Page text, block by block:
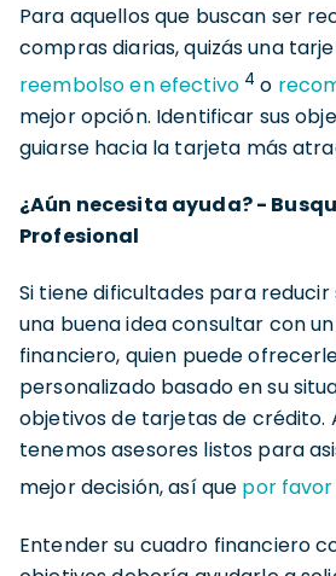
Para aquellos que buscan ser
compras diarias, quizás una
reembolso en efectivo 4o
mejor opción. Identificar sus
guiarse hacia la tarjeta más
¿Aún necesita ayuda? -
Profesional
Si tiene dificultades para reducir
una buena idea consultar con
financiero, quien puede
personalizado basado en su
objetivos de tarjetas de crédito.
tenemos asesores listos para
mejor decisión, así que por
Entender su cuadro financiero